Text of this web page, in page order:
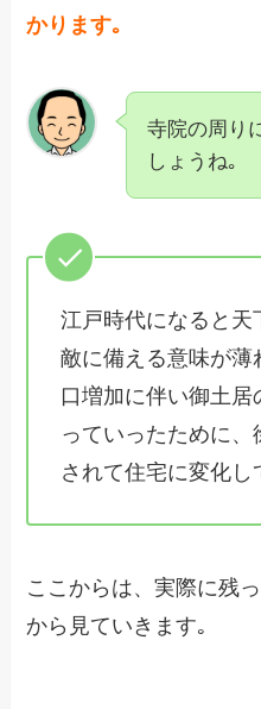
かります｡
寺院の周り
しょうね｡
江戸時代になると
敵に備える意味が薄
口増加に伴い御土
っていったために
されて住宅に変化し
ここからは、実際に残
から見ていきます｡